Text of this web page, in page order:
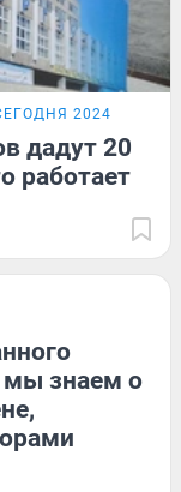
2024
дадут 20
работает
мы знаем о